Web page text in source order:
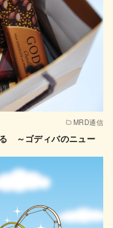
MRD通信
～ゴディバのニュー